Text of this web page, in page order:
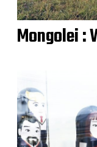
Mongolei :